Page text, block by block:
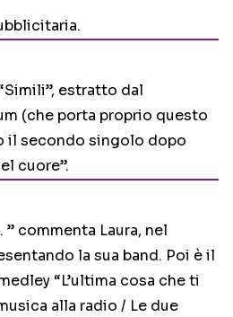
estratto dal
(che porta proprio questo
il secondo singolo dopo
cuore”.
commenta Laura, nel
la sua band. Poi è il
“L’ultima cosa che ti
alla radio / Le due